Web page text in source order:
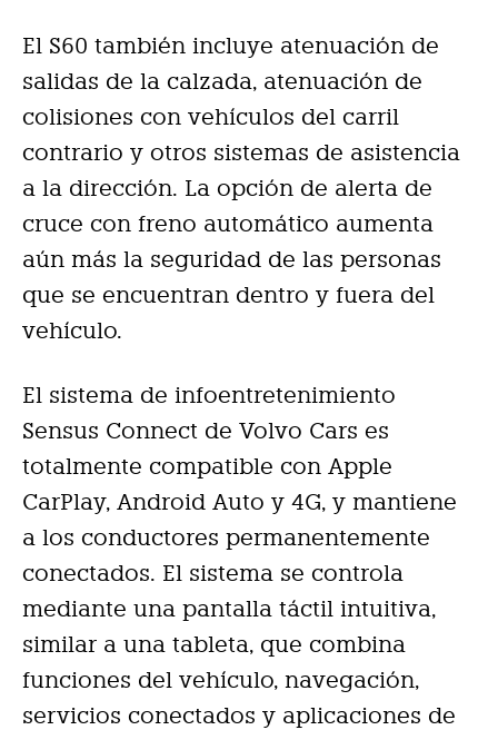
El S60 también incluye atenuación de
salidas de la calzada, atenuación de
colisiones con vehículos del carril
contrario y otros sistemas de asistencia
a la dirección. La opción de alerta de
cruce con freno automático aumenta
aún más la seguridad de las personas
que se encuentran dentro y fuera del
vehículo.
El sistema de infoentretenimiento
Sensus Connect de Volvo Cars es
totalmente compatible con Apple
CarPlay, Android Auto y 4G, y mantiene
a los conductores permanentemente
conectados. El sistema se controla
mediante una pantalla táctil intuitiva,
similar a una tableta, que combina
funciones del vehículo, navegación,
servicios conectados y aplicaciones de